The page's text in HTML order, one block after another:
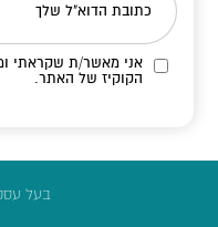
כתובת הדוא"ל שלך
אני מאשר/ת שקראתי
הקוקיז של האתר.
בעל